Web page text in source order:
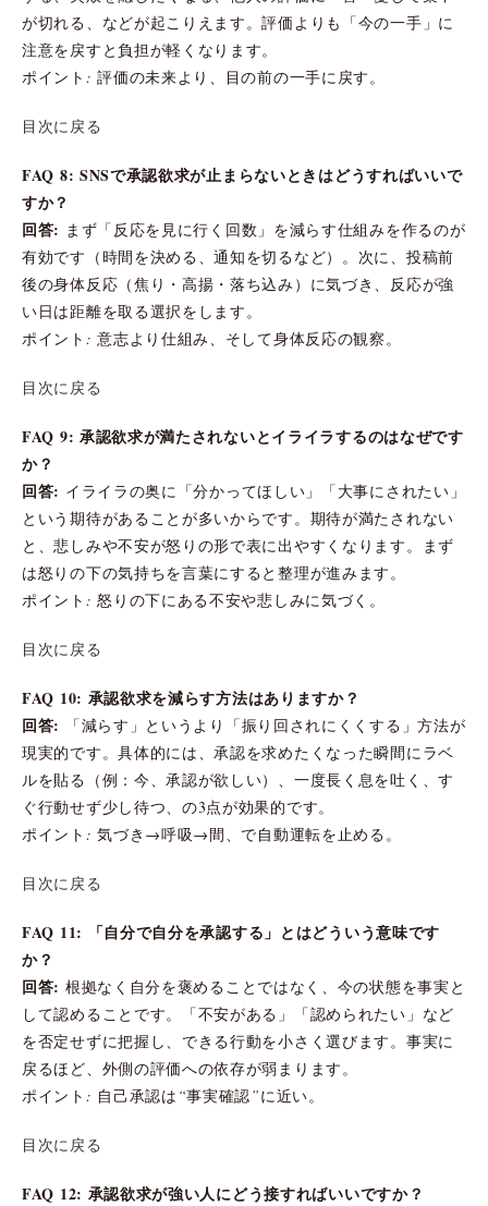
が切れる、などが起こりえます。評価よりも「今の一手」に
注意を戻すと負担が軽くなります。
ポイント: 評価の未来より、目の前の一手に戻す。
目次に戻る
FAQ 8: SNSで承認欲求が止まらないときはどうすればいいで
すか？
回答: まず「反応を見に行く回数」を減らす仕組みを作るのが
有効です（時間を決める、通知を切るなど）。次に、投稿前
後の身体反応（焦り・高揚・落ち込み）に気づき、反応が強
い日は距離を取る選択をします。
ポイント: 意志より仕組み、そして身体反応の観察。
目次に戻る
FAQ 9: 承認欲求が満たされないとイライラするのはなぜです
か？
回答: イライラの奥に「分かってほしい」「大事にされたい」
という期待があることが多いからです。期待が満たされない
と、悲しみや不安が怒りの形で表に出やすくなります。まず
は怒りの下の気持ちを言葉にすると整理が進みます。
ポイント: 怒りの下にある不安や悲しみに気づく。
目次に戻る
FAQ 10: 承認欲求を減らす方法はありますか？
回答:
「減らす」というより「振り回されにくくする」方法が
現実的です。具体的には、承認を求めたくなった瞬間にラベ
ルを貼る（例：今、承認が欲しい）、一度長く息を吐く、す
ぐ行動せず少し待つ、の3点が効果的です。
ポイント: 気づき→呼吸→間、で自動運転を止める。
目次に戻る
FAQ 11: 「自分で自分を承認する」とはどういう意味です
か？
回答: 根拠なく自分を褒めることではなく、今の状態を事実と
して認めることです。「不安がある」「認められたい」など
を否定せずに把握し、できる行動を小さく選びます。事実に
戻るほど、外側の評価への依存が弱まります。
ポイント: 自己承認は“事実確認”に近い。
目次に戻る
FAQ 12: 承認欲求が強い人にどう接すればいいですか？